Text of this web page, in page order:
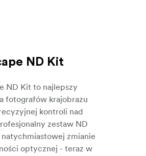
ND Kit
ND Kit to najlepszy
fotografów krajobrazu
kontroli nad
zestaw ND
zmianie
optycznej - teraz w